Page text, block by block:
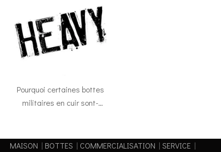
Pourquoi certaines bottes
militaires en cuir sont-
MAISON | BOTTES | COMMERCIALISATION | SERVICE |